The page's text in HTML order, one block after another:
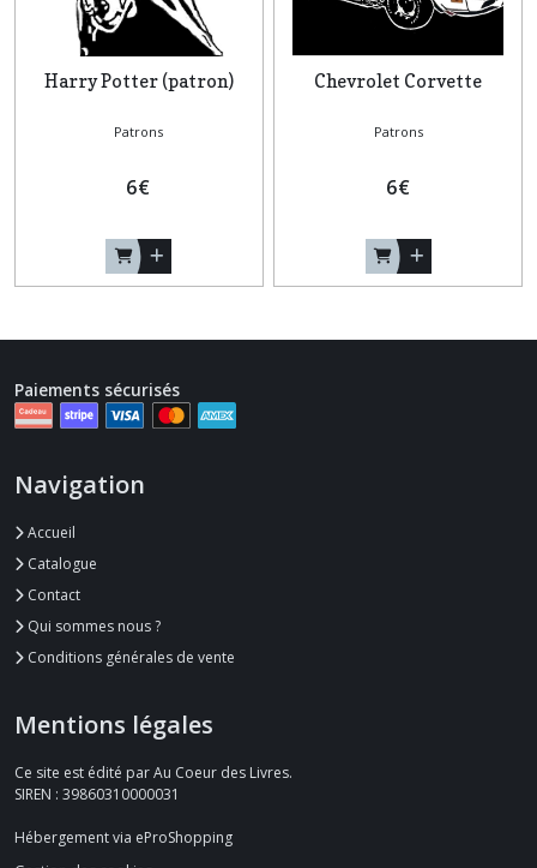
Harry Potter (patron)
Patrons
6€
Chevrolet Corvette
Patrons
6€
Paiements sécurisés
Navigation
Accueil
Catalogue
Contact
Qui sommes nous ?
Conditions générales de vente
Mentions légales
Ce site est édité par Au Coeur des Livres.
SIREN : 39860310000031
Hébergement via eProShopping